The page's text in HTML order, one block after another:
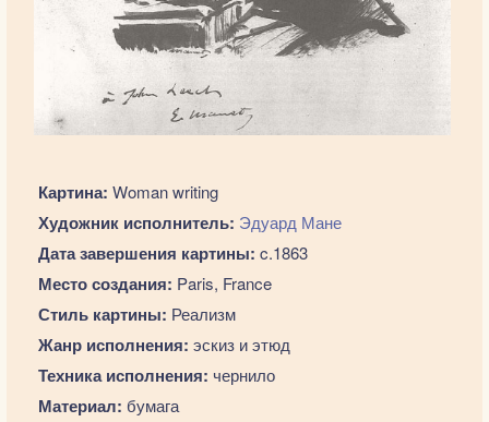
Картина: Woman writing
Художник исполнитель: Эдуард Мане
Дата завершения картины: c.1863
Место создания: Paris, France
Стиль картины: Реализм
Жанр исполнения: эскиз и этюд
Техника исполнения: чернило
Материал: бумага